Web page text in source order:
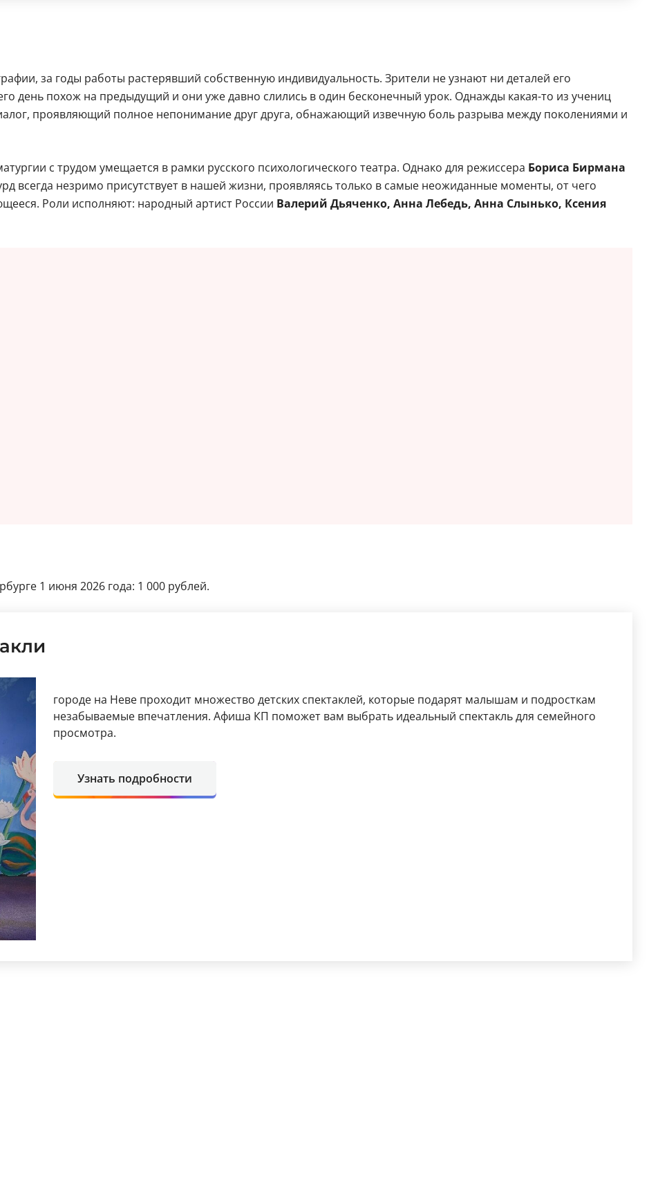
за годы работы растерявший собственную индивидуальность. Зрители не узнают ни деталей его
день похож на предыдущий и они уже давно слились в один бесконечный урок. Однажды какая-то из учениц
проявляющий полное непонимание друг друга, обнажающий извечную боль разрыва между поколениями и
с трудом умещается в рамки русского психологического театра. Однако для режиссера Бориса Бирмана
всегда незримо присутствует в нашей жизни, проявляясь только в самые неожиданные моменты, от чего
Роли исполняют: народный артист России Валерий Дьяченко, Анна Лебедь, Анна Слынько, Ксения
1 июня 2026 года: 1 000 рублей.
городе на Неве проходит множество детских спектаклей, которые подарят малышам и подросткам
незабываемые впечатления. Афиша КП поможет вам выбрать идеальный спектакль для семейного
просмотра.
Узнать подробности